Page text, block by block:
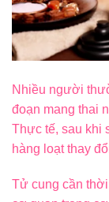
Nhiều người
đoạn mang thai
Thực tế, sau khi
hàng loạt thay
Tử cung cần